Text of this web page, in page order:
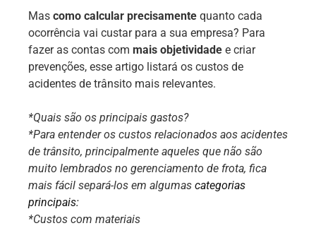
Mas como calcular precisamente quanto cada
ocorrência vai custar para a sua empresa? Para
fazer as contas com mais objetividade e criar
prevenções, esse artigo listará os custos de
acidentes de trânsito mais relevantes.
*Quais são os principais gastos?
*Para entender os custos relacionados aos acidentes
de trânsito, principalmente aqueles que não são
muito lembrados no gerenciamento de frota, fica
mais fácil separá-los em algumas categorias
principais:
*Custos com materiais